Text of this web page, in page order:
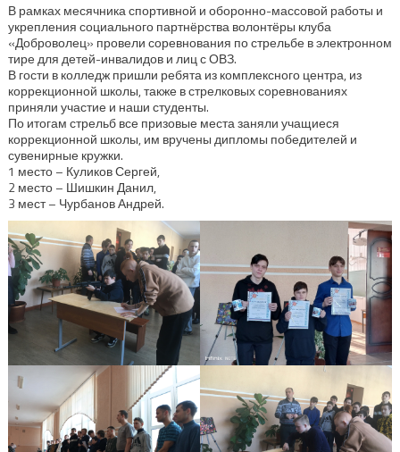
В рамках месячника спортивной и оборонно-массовой работы и
укрепления социального партнёрства волонтёры клуба
«Доброволец» провели соревнования по стрельбе в электронном
тире для детей-инвалидов и лиц с ОВЗ.
В гости в колледж пришли ребята из комплексного центра, из
коррекционной школы, также в стрелковых соревнованиях
приняли участие и наши студенты.
По итогам стрельб все призовые места заняли учащиеся
коррекционной школы, им вручены дипломы победителей и
сувенирные кружки.
1 место – Куликов Сергей,
2 место – Шишкин Данил,
3 мест – Чурбанов Андрей.